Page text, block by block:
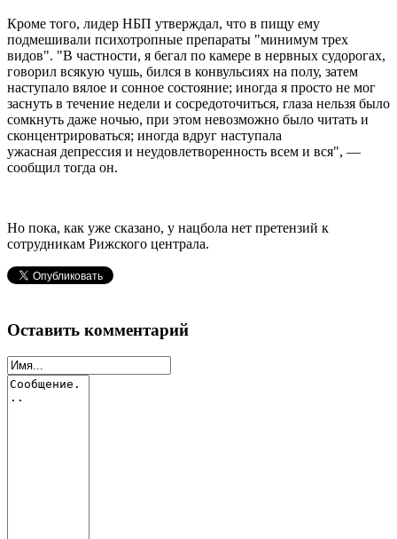
Кроме того, лидер НБП утверждал, что в пищу ему
подмешивали психотропные препараты "минимум трех
видов". "В частности, я бегал по камере в нервных судорогах,
говорил всякую чушь, бился в конвульсиях на полу, затем
наступало вялое и сонное состояние; иногда я просто не мог
заснуть в течение недели и сосредоточиться, глаза нельзя было
сомкнуть даже ночью, при этом невозможно было читать и
сконцентрироваться; иногда вдруг наступала
ужасная депрессия и неудовлетворенность всем и вся", —
сообщил тогда он.
Но пока, как уже сказано, у нацбола нет претензий к
сотрудникам Рижского централа.
Оставить комментарий